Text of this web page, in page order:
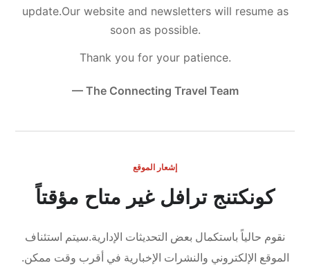
update.Our website and newsletters will resume as
soon as possible.
Thank you for your patience.
— The Connecting Travel Team
إشعار الموقع
كونكتنج ترافل غير متاح مؤقتاً
نقوم حالياً باستكمال بعض التحديثات الإدارية.سيتم استئناف
الموقع الإلكتروني والنشرات الإخبارية في أقرب وقت ممكن.